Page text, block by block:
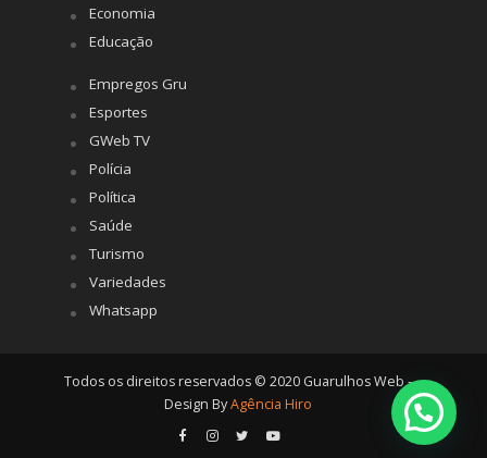
Economia
Educação
Empregos Gru
Esportes
GWeb TV
Polícia
Política
Saúde
Turismo
Variedades
Whatsapp
Todos os direitos reservados © 2020 Guarulhos Web -
Design ByAgência Hiro